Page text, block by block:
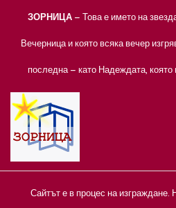
ЗОРНИЦА– Това е името на
Вечерница и която всяка вечер
последна – като Надеждата, която
Сайтът е в процес на изграждане.